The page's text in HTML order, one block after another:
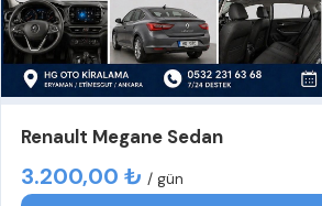
Renault Megane Sedan
3.200,00 ₺ / gün